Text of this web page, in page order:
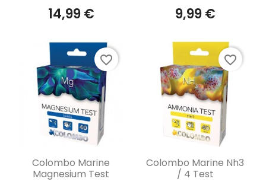
14,99 € 9,99 €
Aperçu rapide
Colombo Marine
Magnesium Test
favorite_border
Aperçu rapide
Colombo Marine Nh3
/ 4 Test
favorite_border